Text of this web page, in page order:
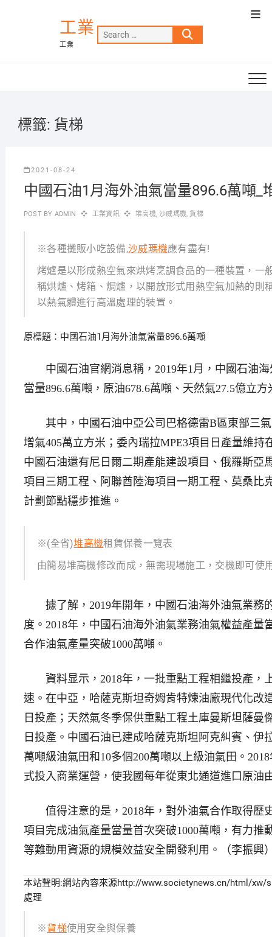
工業
工業
Search
…
標籤: 貨梯
2021-08-24
中國石油1月海外油氣當量896.6萬噸_
POST BY ADMIN 工業資訊 堆高機,沙威瑪機,貨梯
※各種攤販小吃設備,沙威瑪機應有盡有!
烤爐是以形成熱空氣來烘烤烹調食品的一種裝置，一
稱烘爐、烤箱、焗爐，以開放形式用熱空氣加熱的則
以熱氣體進行高溫處理的裝置。
原標題：中國石油1月海外油氣當量896.6萬噸
中國石油官網消息稱，2019年1月，中國石油海
當量896.6萬噸，原油678.6萬噸、天然氣27.5億立
其中，中國石油中亞公司巴格德雷B區東部三氣
增氣405萬立方米；委內瑞拉MPE3項目日產量維持
中國石油還有尼日爾二期產能建設項目、俄羅斯亞
項目三期工程、阿聯酋陸海項目一期工程、莫桑比
計劃節點穩步推進。
※(全省)堆高機租賃保養一覽表
由簡易堆高機修改而成，無需現場施工，交機即可使
據了解，2019年開年，中國石油海外油氣業務
度。2018年，中國石油海外油氣業務油氣權益產量
合作油氣產量突破1000萬噸。
資料显示，2018年，一批重點工程相繼投產，
速。在中亞，哈薩克斯坦奇姆肯特煉油廠現代化改
日投產；天然氣冬季保供重點工程土庫曼斯坦薩曼
日投產。中國石油已建成哈薩克斯坦阿克糾賓、伊
萬噸級油氣田和10多個200萬噸以上級油氣田。
式投入商業運營，使我國每年從東北通道進口原油
值得注意的是，2018年，對外油氣合作取得歷
項目完成油氣產量當量首次突破1000萬噸，有力推
等難動用資源的規模效益安全開發利用。（李振興
本站聲明:網站內容來源http://www.societynews.cn/html/xw/
處理
※貨梯使用安全與保養